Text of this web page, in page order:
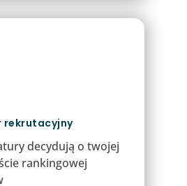
rekrutacyjny
decydują o twojej
rankingowej